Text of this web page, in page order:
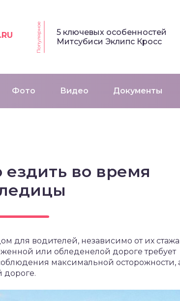
Популярное
5 ключевых особенностей
Митсубиси Эклипс Кросс
Фото Видео Документы
ездить во время
для водителей, независимо от их
или обледенелой дороге требует
максимальной осторожности,
дороге.